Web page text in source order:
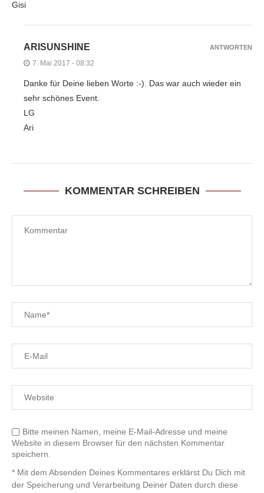
Gisi
ARISUNSHINE
7. Mai 2017 - 08:32
Danke für Deine lieben Worte :-). Das war auch wieder ein
sehr schönes Event.
LG
Ari
ANTWORTEN
KOMMENTAR SCHREIBEN
Bitte meinen Namen, meine E-Mail-Adresse und meine
Website in diesem Browser für den nächsten Kommentar
speichern.
* Mit dem Absenden Deines Kommentares erklärst Du Dich mit
der Speicherung und Verarbeitung Deiner Daten durch diese